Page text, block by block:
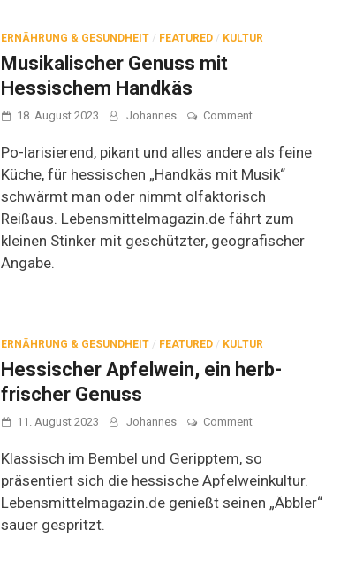
ERNÄHRUNG & GESUNDHEIT / FEATURED / KULTUR
Musikalischer Genuss mit
Hessischem Handkäs
18. August 2023 Johannes Commenton
Genuss
Hessischem
Handkäs
Po-larisierend, pikant und alles andere als feine
Küche, für hessischen „Handkäs mit Musik“
schwärmt man oder nimmt olfaktorisch
Reißaus. Lebensmittelmagazin.de fährt zum
kleinen Stinker mit geschützter, geografischer
Angabe.
ERNÄHRUNG & GESUNDHEIT / FEATURED / KULTUR
Hessischer Apfelwein, ein herb-
frischer Genuss
11. August 2023 Johannes Commenton
Apfelwein,
herb-
frischer
Klassisch im Bembel und Geripptem, so
präsentiert sich die hessische Apfelweinkultur.
Lebensmittelmagazin.de genießt seinen „Äbbler“
sauer gespritzt.